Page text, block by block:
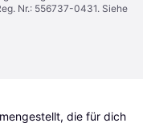
Nr.: 556737-0431. Siehe
die für dich